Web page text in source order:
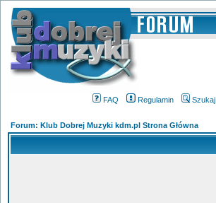
FAQ Regulamin Szukaj
Forum: Klub Dobrej Muzyki kdm.pl Strona Główna